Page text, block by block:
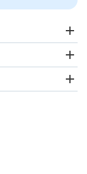
リュック、ハンド